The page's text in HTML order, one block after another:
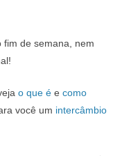
de semana, nem
o que é e como
você um intercâmbio